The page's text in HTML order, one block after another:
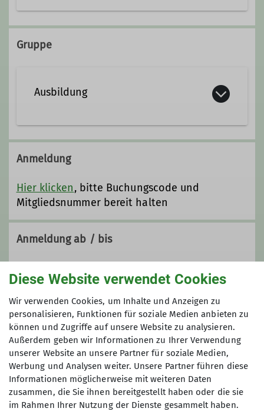
Gruppe
Ausbildung
Ausbildung: die klassische Disziplin
des Alpenvereins!
Hier findest du alle Angebote um
selbst sicher in den Bergen unterwegs
zu sein.
Anmeldung
Hier klicken, bitte Buchungscode und
Mitgliedsnummer bereit halten
Anmeldung ab / bis
Preis
20 € (DAV-LU), 40 € (andere Sektionen)
Maximale Teilnehmeranzahl
4
Diese Website verwendet Cookies
Wir verwenden Cookies, um Inhalte und Anzeigen zu
personalisieren, Funktionen für soziale Medien anbieten zu
können und Zugriffe auf unsere Website zu analysieren.
Außerdem geben wir Informationen zu Ihrer Verwendung
unserer Website an unsere Partner für soziale Medien,
Werbung und Analysen weiter. Unsere Partner führen diese
Informationen möglicherweise mit weiteren Daten
zusammen, die Sie ihnen bereitgestellt haben oder die sie
im Rahmen Ihrer Nutzung der Dienste gesammelt haben.